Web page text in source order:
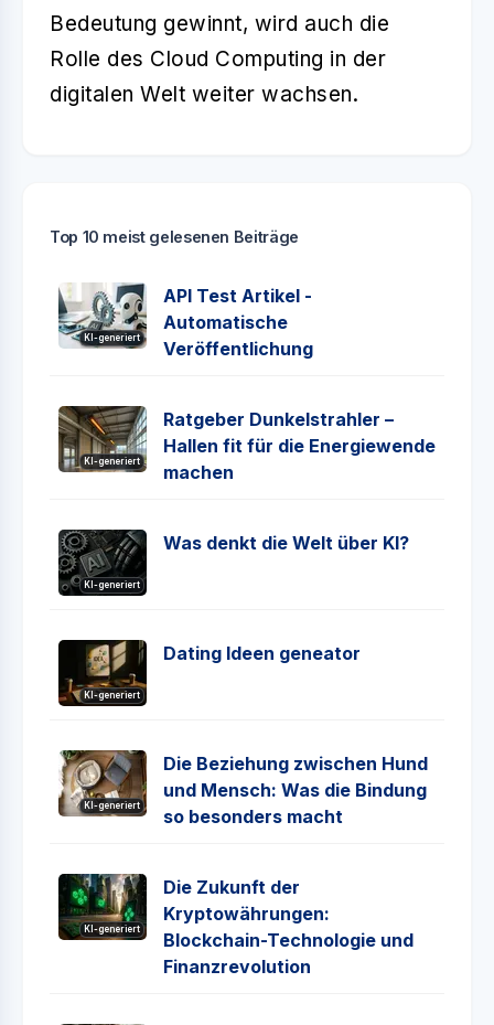
Bedeutung gewinnt, wird auch die
Rolle des Cloud Computing in der
digitalen Welt weiter wachsen.
Top 10 meist gelesenen Beiträge
KI-generiert
API Test Artikel -
Automatische
Veröffentlichung
KI-generiert
Ratgeber Dunkelstrahler –
Hallen fit für die Energiewende
machen
KI-generiert
Was denkt die Welt über KI?
KI-generiert
Dating Ideen geneator
KI-generiert
Die Beziehung zwischen Hund
und Mensch: Was die Bindung
so besonders macht
KI-generiert
Die Zukunft der
Kryptowährungen:
Blockchain-Technologie und
Finanzrevolution